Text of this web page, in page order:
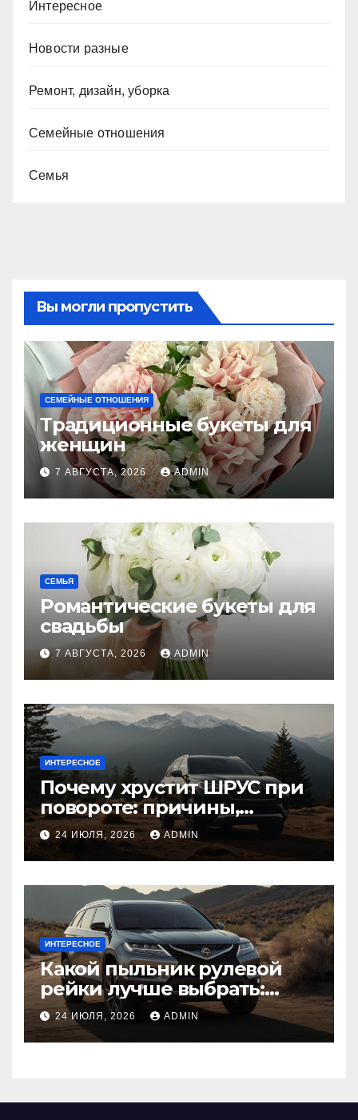
Интересное
Новости разные
Ремонт, дизайн, уборка
Семейные отношения
Семья
Вы могли пропустить
СЕМЕЙНЫЕ ОТНОШЕНИЯ
Традиционные букеты для
женщин
7 АВГУСТА, 2026 ADMIN
СЕМЬЯ
Романтические букеты для
свадьбы
7 АВГУСТА, 2026 ADMIN
ИНТЕРЕСНОЕ
Почему хрустит ШРУС при
повороте: причины,
диагностика
24 ИЮЛЯ, 2026 ADMIN
ИНТЕРЕСНОЕ
Какой пыльник рулевой
рейки лучше выбрать:
оригинальный или аналог,
резина или полиуретан
24 ИЮЛЯ, 2026 ADMIN